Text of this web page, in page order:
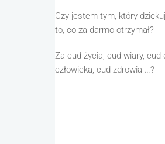
Czy jestem tym, który
to, co za darmo otrzymał?
Za cud życia, cud wiary, cud
człowieka, cud zdrowia …?